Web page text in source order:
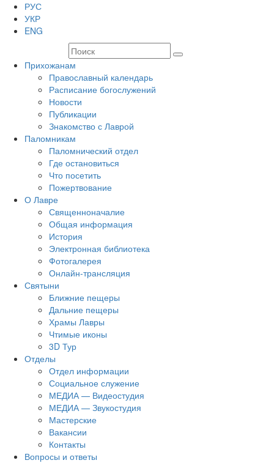
РУС
УКР
ENG
Прихожанам
Православный календарь
Расписание богослужений
Новости
Публикации
Знакомство с Лаврой
Паломникам
Паломнический отдел
Где остановиться
Что посетить
Пожертвование
О Лавре
Священноначалие
Общая информация
История
Электронная библиотека
Фотогалерея
Онлайн-трансляция
Святыни
Ближние пещеры
Дальние пещеры
Храмы Лавры
Чтимые иконы
3D Тур
Отделы
Отдел информации
Социальное служение
МЕДИА — Видеостудия
МЕДИА — Звукостудия
Мастерские
Вакансии
Контакты
Вопросы и ответы